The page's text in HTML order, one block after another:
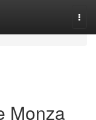
Monza